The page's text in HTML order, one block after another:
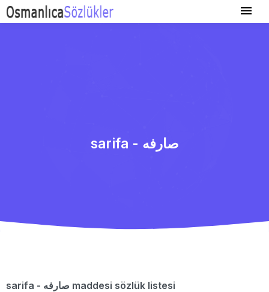
sarifa - صارفه
sarifa - صارفه maddesi sözlük listesi